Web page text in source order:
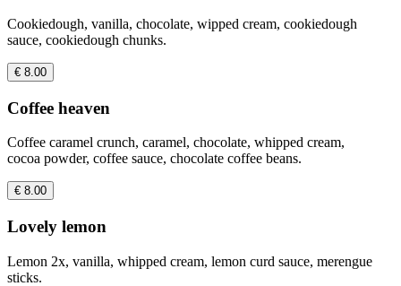
Cookiedough, vanilla, chocolate, wipped cream, cookiedough
sauce, cookiedough chunks.
€ 8.00
Coffee heaven
Coffee caramel crunch, caramel, chocolate, whipped cream,
cocoa powder, coffee sauce, chocolate coffee beans.
€ 8.00
Lovely lemon
Lemon 2x, vanilla, whipped cream, lemon curd sauce, merengue
sticks.